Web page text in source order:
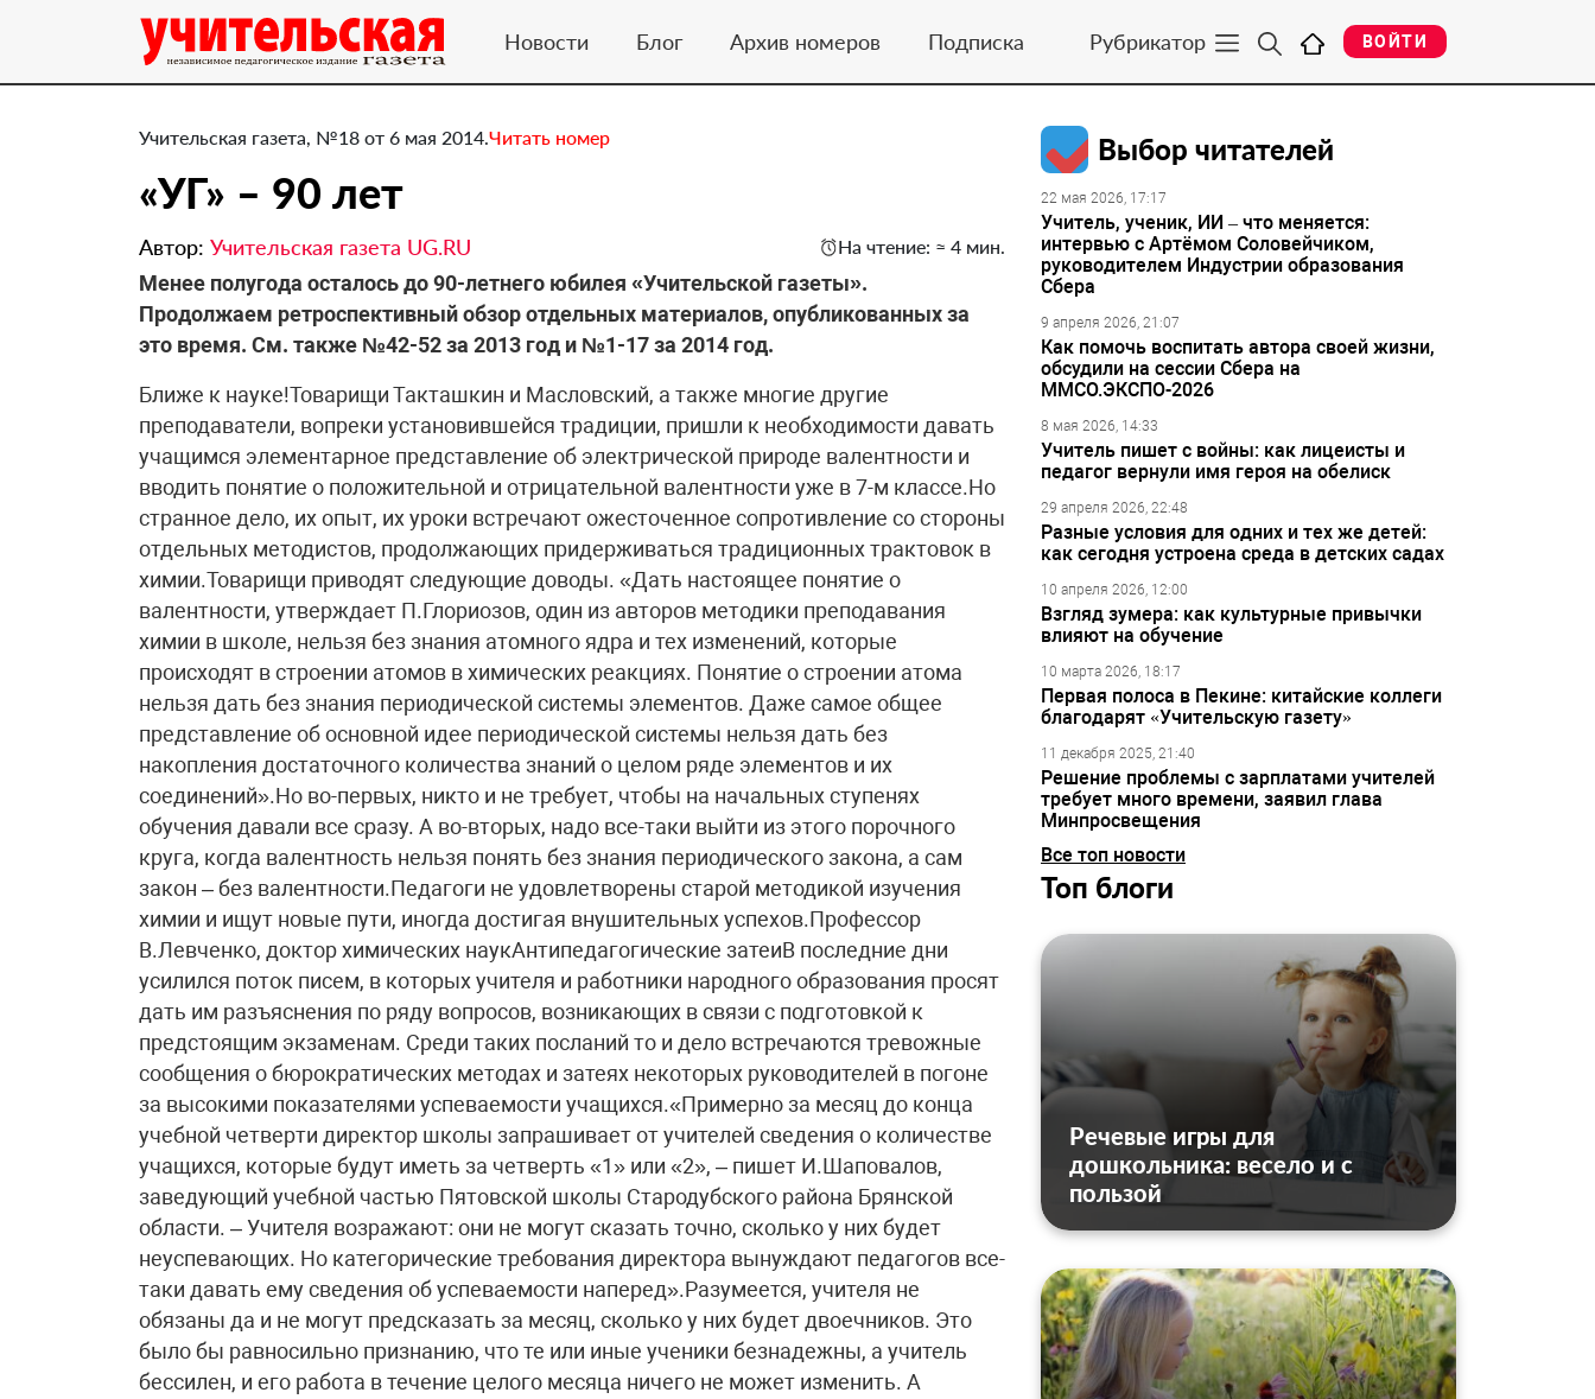
Новости Блог Архив номеров Подписка Рубрикатор ВОЙТИ
Учительская газета, №18 от 6 мая 2014.Читать номер
«УГ» – 90 лет
Автор: Учительская газета UG.RU На чтение: ≈ 4 мин.
​Менее полугода осталось до 90-летнего юбилея «Учительской газеты».
Продолжаем ретроспективный обзор отдельных материалов, опубликованных за
это время. См. также №42-52 за 2013 год и №1-17 за 2014 год.
Ближе к науке!Товарищи Такташкин и Масловский, а также многие другие
преподаватели, вопреки установившейся традиции, пришли к необходимости давать
учащимся элементарное представление об электрической природе валентности и
вводить понятие о положительной и отрицательной валентности уже в 7-м классе.Но
странное дело, их опыт, их уроки встречают ожесточенное сопротивление со стороны
отдельных методистов, продолжающих придерживаться традиционных трактовок в
химии.Товарищи приводят следующие доводы. «Дать настоящее понятие о
валентности, утверждает П.Глориозов, один из авторов методики преподавания
химии в школе, нельзя без знания атомного ядра и тех изменений, которые
происходят в строении атомов в химических реакциях. Понятие о строении атома
нельзя дать без знания периодической системы элементов. Даже самое общее
представление об основной идее периодической системы нельзя дать без
накопления достаточного количества знаний о целом ряде элементов и их
соединений».Но во-первых, никто и не требует, чтобы на начальных ступенях
обучения давали все сразу. А во-вторых, надо все-таки выйти из этого порочного
круга, когда валентность нельзя понять без знания периодического закона, а сам
закон – без валентности.Педагоги не удовлетворены старой методикой изучения
химии и ищут новые пути, иногда достигая внушительных успехов.Профессор
В.Левченко, доктор химических наукАнтипедагогические затеиВ последние дни
усилился поток писем, в которых учителя и работники народного образования просят
дать им разъяснения по ряду вопросов, возникающих в связи с подготовкой к
предстоящим экзаменам. Среди таких посланий то и дело встречаются тревожные
сообщения о бюрократических методах и затеях некоторых руководителей в погоне
за высокими показателями успеваемости учащихся.«Примерно за месяц до конца
учебной четверти директор школы запрашивает от учителей сведения о количестве
учащихся, которые будут иметь за четверть «1» или «2», – пишет И.Шаповалов,
заведующий учебной частью Пятовской школы Стародубского района Брянской
области. – Учителя возражают: они не могут сказать точно, сколько у них будет
неуспевающих. Но категорические требования директора вынуждают педагогов все-
таки давать ему сведения об успеваемости наперед».Разумеется, учителя не
обязаны да и не могут предсказать за месяц, сколько у них будет двоечников. Это
было бы равносильно признанию, что те или иные ученики безнадежны, а учитель
бессилен, и его работа в течение целого месяца ничего не может изменить. А
Выбор читателей
22 мая 2026, 17:17
Учитель, ученик, ИИ – что меняется:
интервью с Артёмом Соловейчиком,
руководителем Индустрии образования
Сбера
9 апреля 2026, 21:07
Как помочь воспитать автора своей жизни,
обсудили на сессии Сбера на
ММСО.ЭКСПО-2026
8 мая 2026, 14:33
Учитель пишет с войны: как лицеисты и
педагог вернули имя героя на обелиск
29 апреля 2026, 22:48
Разные условия для одних и тех же детей:
как сегодня устроена среда в детских садах
10 апреля 2026, 12:00
Взгляд зумера: как культурные привычки
влияют на обучение
10 марта 2026, 18:17
Первая полоса в Пекине: китайские коллеги
благодарят «Учительскую газету»
11 декабря 2025, 21:40
Решение проблемы с зарплатами учителей
требует много времени, заявил глава
Минпросвещения
Все топ новости
Топ блоги
Речевые игры для
дошкольника: весело и с
пользой